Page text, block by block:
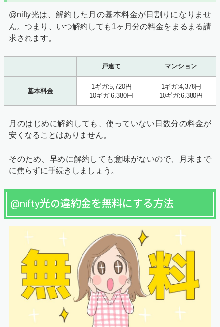
@nifty光は、解約した月の基本料金が日割りになりませ
ん。つまり、いつ解約しても1ヶ月分の料金をまるまる請
求されます。
戸建て マンション
基本料金
1ギガ:5,720円
10ギガ:6,380円
1ギガ:4,378円
10ギガ:6,380円
月のはじめに解約しても、使っていない日数分の料金が
安くなることはありません。
そのため、早めに解約しても意味がないので、月末まで
に焦らずに手続きしましょう。
@nifty光の違約金を無料にする方法